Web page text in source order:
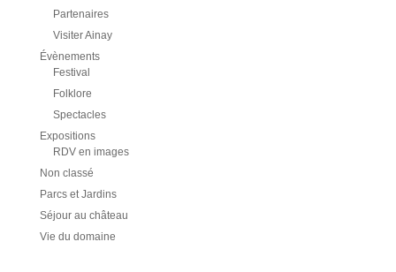
Partenaires
Visiter Ainay
Évènements
Festival
Folklore
Spectacles
Expositions
RDV en images
Non classé
Parcs et Jardins
Séjour au château
Vie du domaine